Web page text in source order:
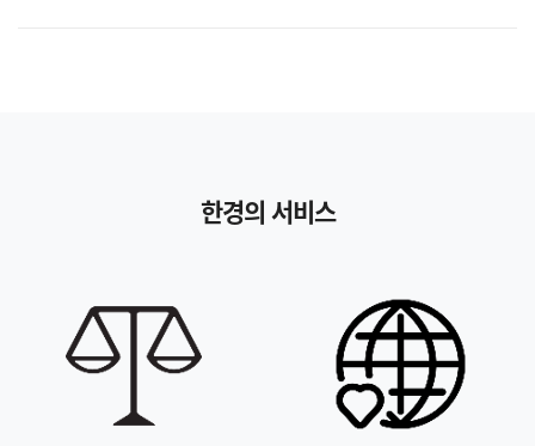
한경의 서비스